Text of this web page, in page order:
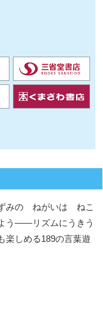
みの ねがいは ねこ
う――リズムにうきう
楽しめる189の言葉遊